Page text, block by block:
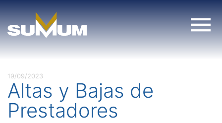
content
19/09/2023
Altas y Bajas de
Prestadores